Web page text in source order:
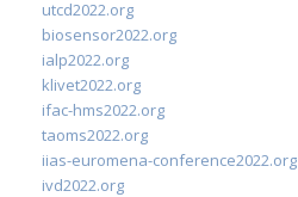
utcd2022.org
biosensor2022.org
ialp2022.org
klivet2022.org
ifac-hms2022.org
taoms2022.org
iias-euromena-conference2022.org
ivd2022.org